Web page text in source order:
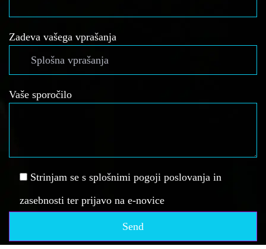
Zadeva vašega vprašanja
Vaše sporočilo
Strinjam se s splošnimi pogoji poslovanja in
zasebnosti ter prijavo na e-novice